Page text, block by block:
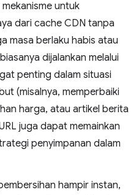
untuk
dari cache CDN tanpa
masa berlaku habis atau
dijalankan melalui
penting dalam situasi
(misalnya, memperbaiki
harga, atau artikel berita
juga dapat memainkan
penyimpanan dalam
hampir instan,